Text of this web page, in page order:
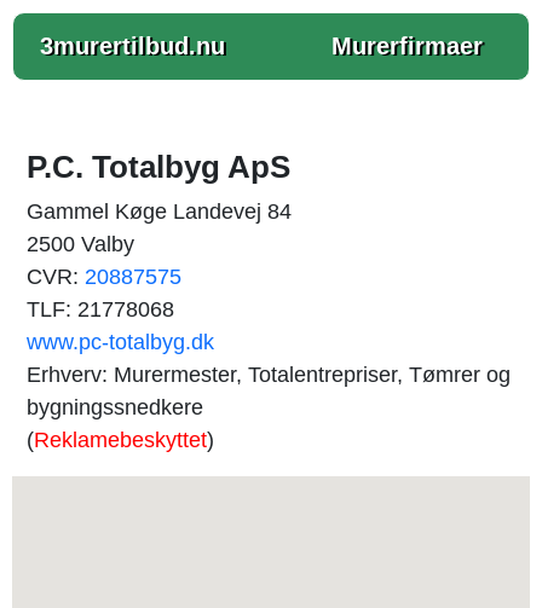
3murertilbud.nu Murerfirmaer
P.C. Totalbyg ApS
Gammel Køge Landevej 84
2500 Valby
CVR: 20887575
TLF: 21778068
www.pc-totalbyg.dk
Erhverv: Murermester, Totalentrepriser, Tømrer og
bygningssnedkere
(Reklamebeskyttet)